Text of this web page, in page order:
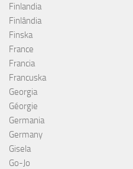
Finlandia
Finlândia
Finska
France
Francia
Francuska
Georgia
Géorgie
Germania
Germany
Gisela
Go-Jo